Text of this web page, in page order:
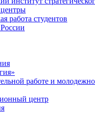
работа студентов
работе и
центр